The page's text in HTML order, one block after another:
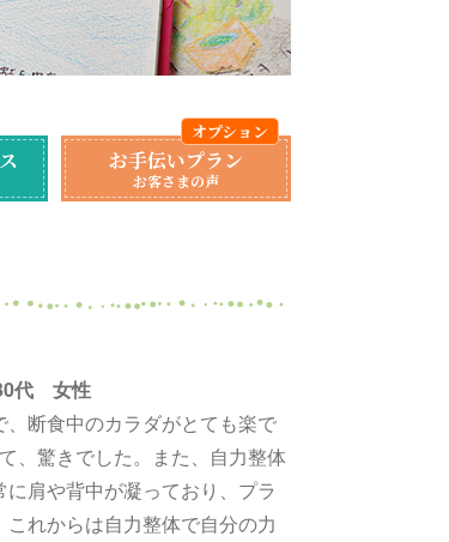
お手伝いプラン
お客さまの声
代 女性
断食中のカラダがとても楽で
、驚きでした。また、自力整体
肩や背中が凝っており、プラ
れからは自力整体で自分の力